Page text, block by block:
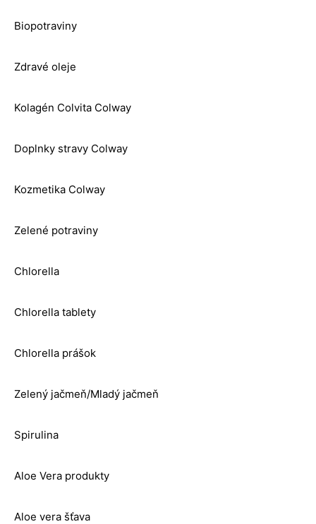
Biopotraviny
Zdravé oleje
Kolagén Colvita Colway
Doplnky stravy Colway
Kozmetika Colway
Zelené potraviny
Chlorella
Chlorella tablety
Chlorella prášok
Zelený jačmeň/Mladý jačmeň
Spirulina
Aloe Vera produkty
Aloe vera šťava